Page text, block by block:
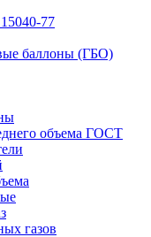
77
баллоны (ГБО)
объема ГОСТ
газов